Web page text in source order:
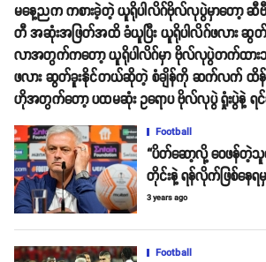
မနေ့ညက ကစားခဲ့တဲ့ ယူရိုပါလိဂ်ဗိုလ်လုပွဲမှာတော့ ဆီ
တီ အဆုံးအဖြတ်အထိ ခံယူပြီး ယူရိုပါလိဂ်ဖလား ဆွတ်
လာအတွက်ကတော့ ယူရိုပါလိဂ်မှာ ဗိုလ်လုပွဲတက်ထား
ဖလား ဆွတ်ခူးနိုင်တယ်ဆိုတဲ့ စံချိန်ကို ဆက်လက် ထိန်းသိ
ဟိုအတွက်တော့ ပထမဆုံး ဥရောပ ဗိုလ်လုပွဲ ရှုံးပွဲနဲ့ ရင်
Football
“ပိတ်ဆော့လို့ ဝေဖန်တဲ့
တိုင်းနဲ့ ရန်လိုက်ဖြစ်နေရ
3 years ago
Football